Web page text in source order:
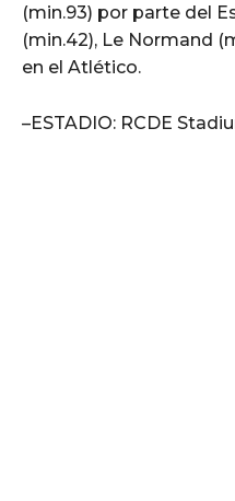
(min.93) por parte del
(min.42), Le Normand
en el Atlético.
–ESTADIO: RCDE